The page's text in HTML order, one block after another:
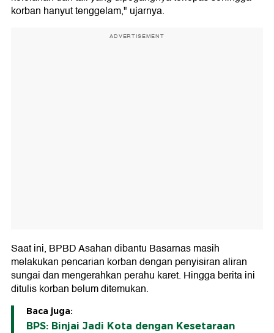
korban hanyut tenggelam," ujarnya.
ADVERTISEMENT
Saat ini, BPBD Asahan dibantu Basarnas masih
melakukan pencarian korban dengan penyisiran aliran
sungai dan mengerahkan perahu karet. Hingga berita ini
ditulis korban belum ditemukan.
Baca juga:
BPS: Binjai Jadi Kota dengan Kesetaraan